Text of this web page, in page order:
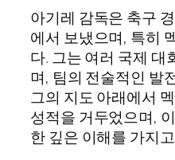
아기레 감독은 축구
에서 보냈으며, 특히
다. 그는 여러 국제 대
며, 팀의 전술적인 발
그의 지도 아래에서
성적을 거두었으며,
한 깊은 이해를 가지